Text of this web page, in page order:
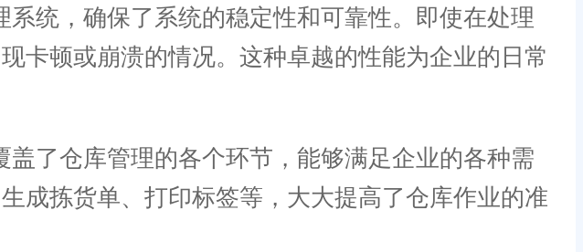
统，确保了系统的稳定性和可靠性。即使在处理
卡顿或崩溃的情况。这种卓越的性能为企业的日常
了仓库管理的各个环节，能够满足企业的各种需
成拣货单、打印标签等，大大提高了仓库作业的准